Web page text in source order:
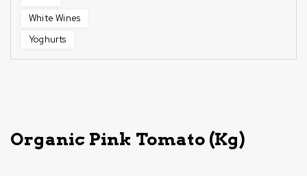
White Wines
Yoghurts
Organic Pink Tomato (Kg)